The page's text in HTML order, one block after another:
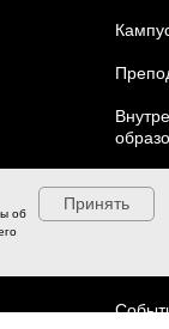
об
Принять